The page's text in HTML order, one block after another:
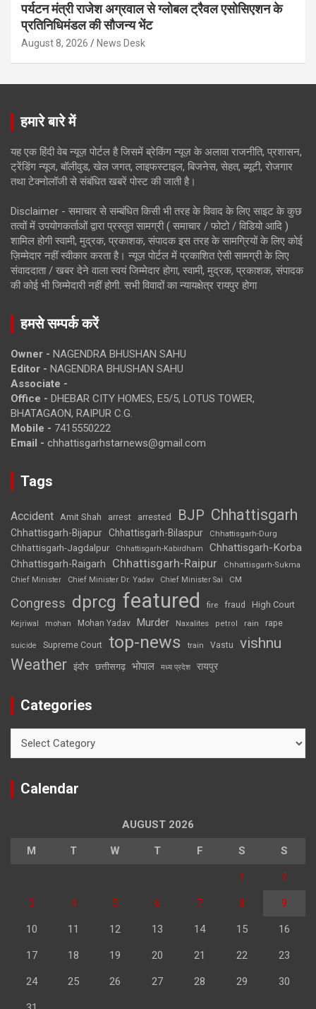
पर्यटन मंत्री राजेश अग्रवाल से ग्लोबल ट्रैवल एसोसिएशन के
प्रतिनिधिमंडल की सौजन्य भेंट
August 8, 2026 News Desk
हमारे बारे में
यह एक हिंदी वेब न्यूज़ पोर्टल है जिसमें ब्रेकिंग न्यूज़ के अलावा राजनीति, प्रशासन,
ट्रेंडिंग न्यूज, बॉलीवुड, खेल जगत, लाइफस्टाइल, बिजनेस, सेहत, ब्यूटी, रोजगार
तथा टेक्नोलॉजी से संबंधित खबरें पोस्ट की जाती है।
Disclaimer - समाचार से सम्बंधित किसी भी तरह के विवाद के लिए साइट के कुछ
तत्वों में उपयोगकर्ताओं द्वारा प्रस्तुत सामग्री ( समाचार / फोटो / विडियो आदि )
शामिल होगी स्वामी, मुद्रक, प्रकाशक, संपादक इस तरह के सामग्रियों के लिए कोई
ज़िम्मेदार नहीं स्वीकार करता है। न्यूज़ पोर्टल में प्रकाशित ऐसी सामग्री के लिए
संवाददाता / खबर देने वाला स्वयं जिम्मेदार होगा, स्वामी, मुद्रक, प्रकाशक, संपादक
की कोई भी जिम्मेदारी नहीं होगी. सभी विवादों का न्यायक्षेत्र रायपुर होगा
हमसे सम्पर्क करें
Owner - NAGENDRA BHUSHAN SAHU
Editor - NAGENDRA BHUSHAN SAHU
Associate -
Office - DHEBAR CITY HOMES, E5/5, LOTUS TOWER,
BHATAGAON, RAIPUR C.G.
Mobile - 7415550222
Email - chhattisgarhstarnews@gmail.com
Tags
Accident Amit Shah arrest arrested BJP Chhattisgarh
Chhattisgarh-Bijapur Chhattisgarh-Bilaspur Chhattisgarh-Durg
Chhattisgarh-Jagdalpur Chhattisgarh-Kabirdham Chhattisgarh-Korba
Chhattisgarh-Raigarh Chhattisgarh-Raipur
Chhattisgarh-Sukma
Chief Minister
Chief Minister Dr. Yadav Chief Minister Sai CM
Congress dprcg featured fire fraud High Court
Kejriwal mohan Mohan Yadav Murder Naxalites petrol rain rape
suicide Supreme Court top-news train Vastu vishnu
Weather इंदौर छत्तीसगढ़ भोपाल मध्य प्रदेश रायपुर
Categories
Calendar
AUGUST 2026
M T W T F S S
1 2
3 4 5 6 7 8 9
10 11 12 13 14 15 16
17 18 19 20 21 22 23
24 25 26 27 28 29 30